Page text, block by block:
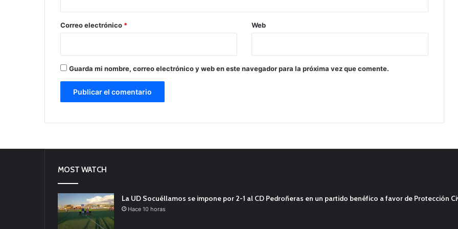
*
Correo electrónico * Web
Guarda mi nombre, correo electrónico y web en este navegador para la próxima vez que comente.
MOST WATCH
La UD Socuéllamos se impone por 2-1 al CD Pedroñeras en un partido benéfico a favor de Protección
Hace 10 horas